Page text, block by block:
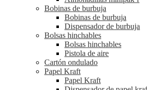
Bobinas de burbuja
Bobinas de burbuja
Dispensador de burbuja
Bolsas hinchables
Bolsas hinchables
Pistola de aire
Cartón ondulado
Papel Kraft
Papel Kraft